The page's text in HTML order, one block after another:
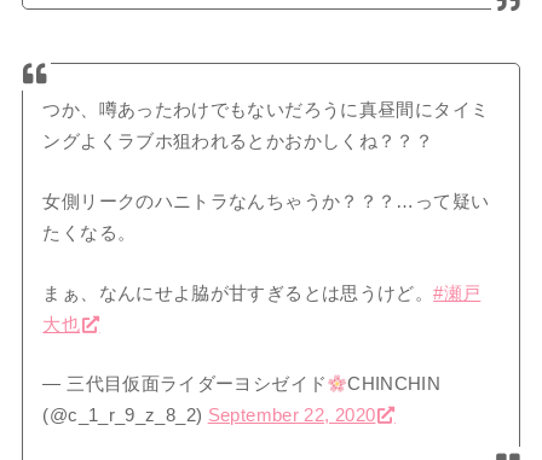
つか、噂あったわけでもないだろうに真昼間にタイミ
ングよくラブホ狙われるとかおかしくね？？？
女側リークのハニトラなんちゃうか？？？…って疑い
たくなる。
まぁ、なんにせよ脇が甘すぎるとは思うけど。#瀬戸
大也
— 三代目仮面ライダーヨシゼイド
CHINCHIN
(@c_1_r_9_z_8_2) September 22, 2020